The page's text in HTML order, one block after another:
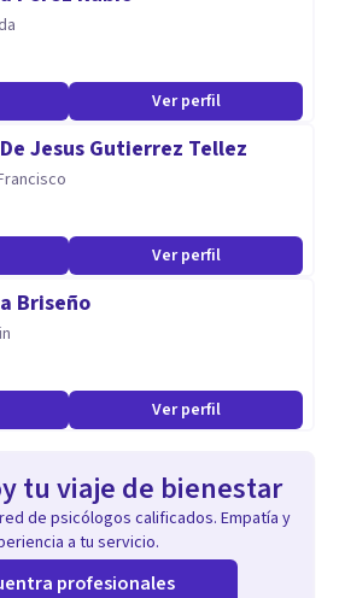
Ver perfil
Jesus Gutierrez Tellez
Ver perfil
Briseño
Ver perfil
tu viaje de bienestar
de psicólogos calificados. Empatía y
a tu servicio.
profesionales